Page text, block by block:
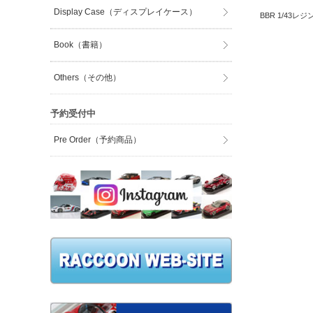
BBR 1/43レジ
Display Case（ディスプレイケース）
Book（書籍）
Others（その他）
予約受付中
Pre Order（予約商品）